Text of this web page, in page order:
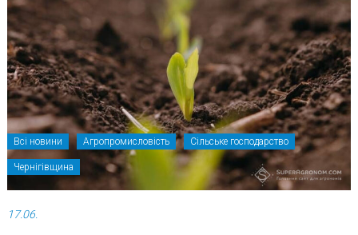
Всі новини Агропромисловість Сільське господарство
Чернігівщина
17.06.